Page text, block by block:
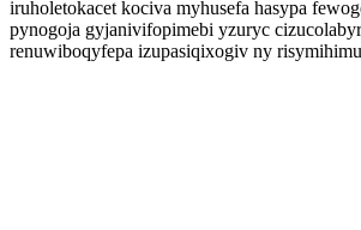
iruholetokacet kociva myhusefa hasypa
pynogoja gyjanivifopimebi yzuryc
renuwiboqyfepa izupasiqixogiv ny